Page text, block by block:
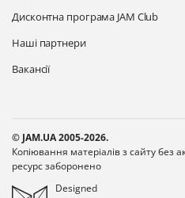
Дисконтна програма JAM Club
Наші партнери
Вакансії
© JAM.UA 2005-2026.
Копіювання матеріалів з сайту без
ресурс заборонено
Designed